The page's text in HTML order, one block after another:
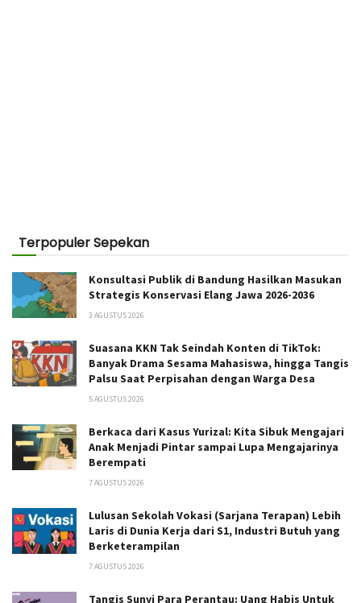
Terpopuler Sepekan
Konsultasi Publik di Bandung Hasilkan Masukan
Strategis Konservasi Elang Jawa 2026-2036
3 AGUSTUS 2026
Suasana KKN Tak Seindah Konten di TikTok:
Banyak Drama Sesama Mahasiswa, hingga Tangis
Palsu Saat Perpisahan dengan Warga Desa
5 AGUSTUS 2026
Berkaca dari Kasus Yurizal: Kita Sibuk Mengajari
Anak Menjadi Pintar sampai Lupa Mengajarinya
Berempati
7 AGUSTUS 2026
Lulusan Sekolah Vokasi (Sarjana Terapan) Lebih
Laris di Dunia Kerja dari S1, Industri Butuh yang
Berketerampilan
7 AGUSTUS 2026
Tangis Sunyi Para Perantau: Uang Habis Untuk